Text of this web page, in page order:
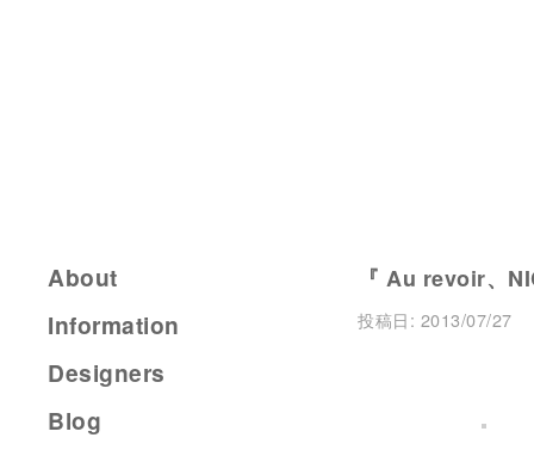
『 Au revoir、
投稿日: 2013/07/27
About
Information
Designers
Blog